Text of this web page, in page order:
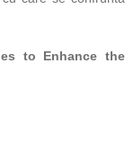
to Enhance the